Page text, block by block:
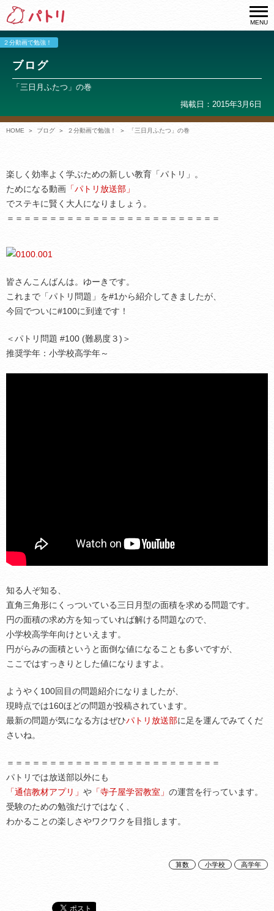
MENU
２分動画で勉強！
ブログ
「三日月ふたつ」の巻
掲載日：2015年3月6日
HOME ブログ ２分動画で勉強！ 「三日月ふたつ」の巻
楽しく効率よく学ぶための新しい教育「パトリ」。
ためになる動画 「パトリ放送部」
でステキに賢く大人になりましょう。
＝＝＝＝＝＝＝＝＝＝＝＝＝＝＝＝＝＝＝＝＝＝＝＝＝
皆さんこんばんは。ゆーきです。
これまで「パトリ問題」を#1から紹介してきましたが、
今回でついに#100に到達です！
＜パトリ問題 #100 (難易度３)＞
推奨学年：小学校高学年～
知る人ぞ知る、
直角三角形にくっついている三日月型の面積を求める問題です。
円の面積の求め方を知っていれば解ける問題なので、
小学校高学年向けといえます。
円がらみの面積というと面倒な値になることも多いですが、
ここではすっきりとした値になりますよ。
ようやく100回目の問題紹介になりましたが、
現時点では160ほどの問題が投稿されています。
最新の問題が気になる方はぜひパトリ放送部に足を運んでみてくだ
さいね。
＝＝＝＝＝＝＝＝＝＝＝＝＝＝＝＝＝＝＝＝＝＝＝＝＝
パトリでは放送部以外にも
「通信教材アプリ」 や 「寺子屋学習教室」 の運営を行っています。
受験のための勉強だけではなく、
わかることの楽しさやワクワクを目指します。
算数 小学校 高学年